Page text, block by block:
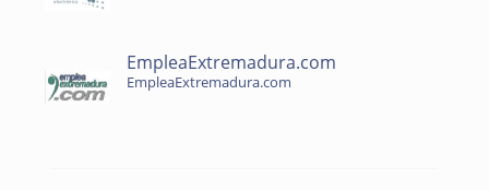
EmpleaExtremadura.com
EmpleaExtremadura.com